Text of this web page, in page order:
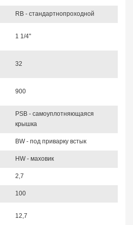
RB - стандартнопроходной
1 1/4"
32
900
PSB - самоуплотняющаяся
крышка
BW - под приварку встык
HW - маховик
2,7
100
12,7